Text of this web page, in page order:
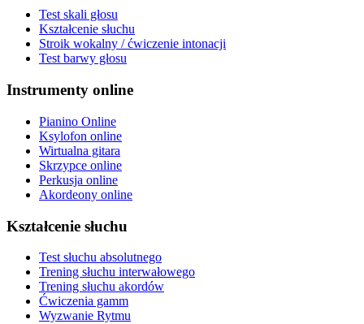
Test skali głosu
Kształcenie słuchu
Stroik wokalny / ćwiczenie intonacji
Test barwy głosu
Instrumenty online
Pianino Online
Ksylofon online
Wirtualna gitara
Skrzypce online
Perkusja online
Akordeony online
Kształcenie słuchu
Test słuchu absolutnego
Trening słuchu interwałowego
Trening słuchu akordów
Ćwiczenia gamm
Wyzwanie Rytmu